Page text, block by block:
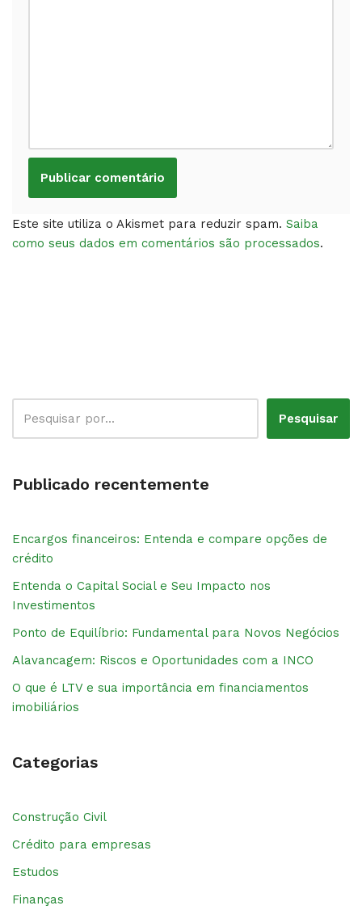
Este site utiliza o Akismet para reduzir spam. Saiba
como seus dados em comentários são processados.
Pesquisar
Publicado recentemente
Encargos financeiros: Entenda e compare opções de
crédito
Entenda o Capital Social e Seu Impacto nos
Investimentos
Ponto de Equilíbrio: Fundamental para Novos Negócios
Alavancagem: Riscos e Oportunidades com a INCO
O que é LTV e sua importância em financiamentos
imobiliários
Categorias
Construção Civil
Crédito para empresas
Estudos
Finanças